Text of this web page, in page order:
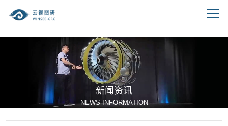
新闻资讯
NEWS INFORMATION